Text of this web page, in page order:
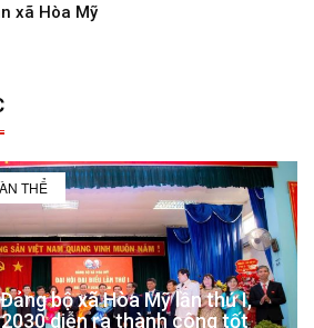
xã Hòa Mỹ
THỂ
bộ xã Hòa Mỹ lần thứ I,
diễn ra thành công tốt